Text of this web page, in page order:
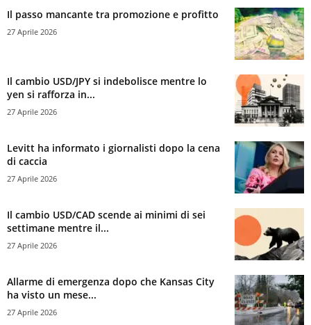
Il passo mancante tra promozione e profitto
27 Aprile 2026
Il cambio USD/JPY si indebolisce mentre lo
yen si rafforza in...
27 Aprile 2026
Levitt ha informato i giornalisti dopo la cena
di caccia
27 Aprile 2026
Il cambio USD/CAD scende ai minimi di sei
settimane mentre il...
27 Aprile 2026
Allarme di emergenza dopo che Kansas City
ha visto un mese...
27 Aprile 2026